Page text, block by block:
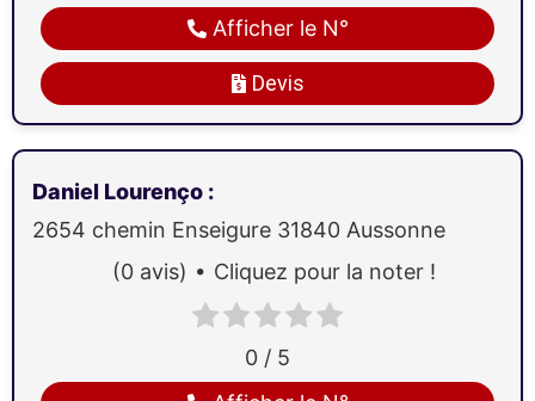
Devis
Afficher le N°
Daniel Lourenço :
2654 chemin Enseigure 31840 Aussonne
0 / 5
(0 avis) Cliquez pour la noter !